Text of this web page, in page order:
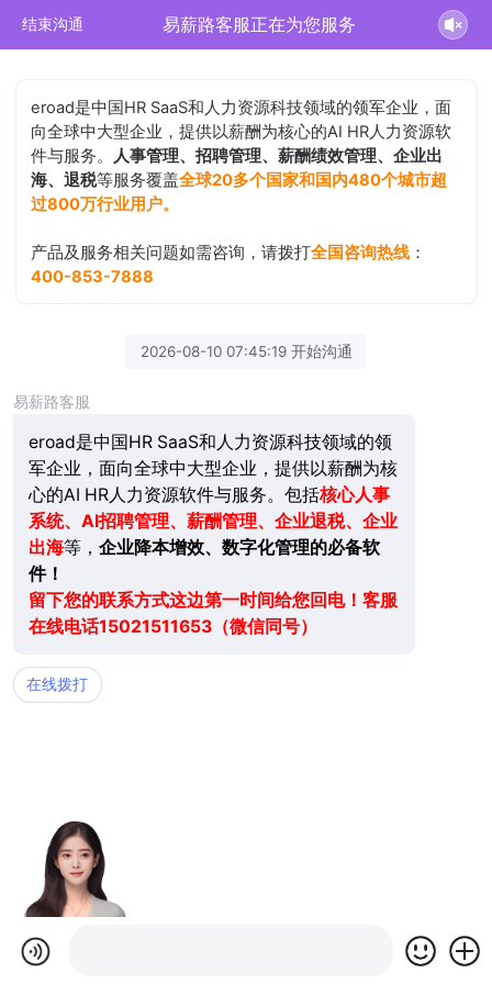
结束沟通 易薪路客服正在为您服务
eroad是中国HR SaaS和人力资源科技领域的领军企业，面
向全球中大型企业，提供以薪酬为核心的AI HR人力资源软
件与服务。
人事管理、招聘管理、薪酬绩效管理、企业出
海、退税等服务覆盖全球20多个国家和国内480个城市超
过800万行业用户。
产品及服务相关问题如需咨询，请拨打全国咨询热线 ：
400-853-7888
2026-08-10 07:45:19 开始沟通
易薪路客服
eroad是中国HR SaaS和人力资源科技领域的领
军企业，面向全球中大型企业，提供以薪酬为核
心的AI HR人力资源软件与服务。包括核心人事
系统、AI招聘管理、薪酬管理、企业退税、企业
出海等， 企业降本增效、数字化管理的必备软
件！
留下您的联系方式这边第一时间给您回电！客服
在线电话15021511653（微信同号）
在线拨打